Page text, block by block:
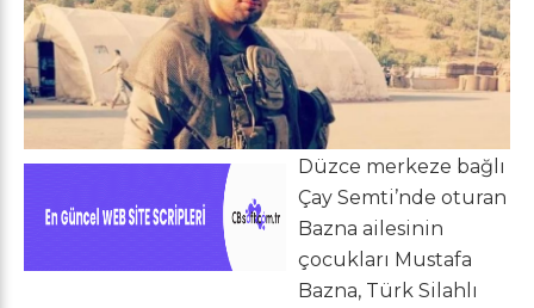
Düzce merkeze bağlı
Çay Semti’nde oturan
Bazna ailesinin
çocukları Mustafa
Bazna, Türk Silahlı